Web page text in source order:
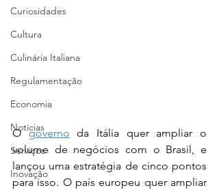
Curiosidades
Cultura
Culinária Italiana
Regulamentação
Economia
Notícias
Serviços
Inovação
O governo da Itália quer ampliar o
volume de negócios com o Brasil, e
lançou uma estratégia de cinco pontos
para isso. O país europeu quer ampliar